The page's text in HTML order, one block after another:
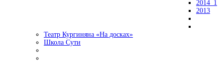
2014_1
2013
Театр Кургиняна «На досках»
Школа Сути